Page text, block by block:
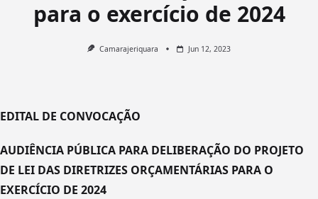
para o exercício de 2024
Camarajeriquara Jun 12, 2023
EDITAL DE CONVOCAÇÃO
AUDIÊNCIA PÚBLICA PARA DELIBERAÇÃO DO PROJETO
DE LEI DAS DIRETRIZES ORÇAMENTÁRIAS PARA O
EXERCÍCIO DE 2024